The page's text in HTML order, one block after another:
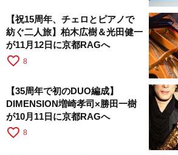
【祝15周年、チェロとピアノで
紡ぐ二人旅】柏木広樹＆光田健一
が11月12日に京都RAGへ
favorite_border 8
【35周年で初のDUO編成】
DIMENSION増崎孝司×勝田一樹
が10月11日に京都RAGへ
favorite_border 8